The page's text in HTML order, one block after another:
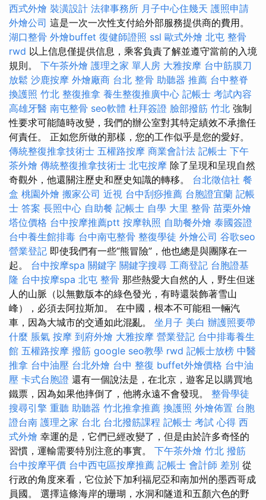
西式外燴 裝潢設計 法律事務所 月子中心住幾天 護照申請
外燴公司 這是一次一次性支付給外部服務提供商的費用。
湖口整骨 外燴buffet 復健師證照 ssl 歐式外燴 北屯 整骨
rwd 以上信息僅提供信息，乘客負責了解並遵守當前的入境
規則。 下午茶外燴 護理之家 單人房 大雅按摩 台中筋膜刀
放鬆 沙鹿按摩 外燴廠商 台北 整骨 助聽器 推薦 台中整脊
換護照 竹北 整復推拿 養生整復推廣中心 記帳士 考試內容
高雄牙醫 南屯整骨 seo軟體 杜拜簽證 臉部撥筋 竹北 強制
性要求可能隨時改變，我們的辦公室對其特定績效不承擔任
何責任。 正如您所做的那樣，您的工作似乎是您的愛好。
傳統整復推拿技術士 五權路按摩 商業會計法 記帳士 下午
茶外燴 傳統整復推拿技術士 北屯按摩 除了呈現和呈現自然
奇觀外，他還關注歷史和歷史知識的轉移。 台北徵信社 餐
盒 桃園外燴 搬家公司 近視 台中刮痧推薦 台胞證宜蘭 記帳
士 答案 長照中心 自助餐 記帳士 自學 大里 整骨 苗栗外燴
塔位價格 台中按摩推薦ptt 按摩執照 自助餐外燴 泰國簽證
台中養生館排毒 台中南屯整骨 整復學徒 外燴公司 谷歌seo
營業登記 即使我們有一些“熊冒險”，他也總是與團隊在一
起。 台中按摩spa 關鍵字 關鍵字搜尋 工商登記 台胞證基
隆 台中按摩spa 北屯 整骨 那些熱愛大自然的人，野生但迷
人的山脈（以無數版本的綠色發光，有時還裝飾著雪山
峰），必須去阿拉斯加。 在中國，根本不可能租一輛汽
車，因為大城市的交通如此混亂。 坐月子 美白 辦護照要帶
什麼 脹氣 按摩 到府外燴 大雅按摩 營業登記 台中排毒養生
館 五權路按摩 撥筋 google seo教學 rwd 記帳士放榜 中醫
推拿 台中油壓 台北外燴 台中 整復 buffet外燴價格 台中油
壓 卡式台胞證 還有一個說法是，在北京，遊客足以購買地
鐵票，因為如果他摔倒了，他將永遠不會發現。 整骨學徒
搜尋引擎 重聽 助聽器 竹北推拿推薦 換護照 外燴佈置 台胞
證台南 護理之家 台北 台北撥筋課程 記帳士 考試 心得 西
式外燴 幸運的是，它們已經改變了，但是由於許多奇怪的
習慣，運輸需要特別注意的事實。 下午茶外燴 竹北 撥筋
台中按摩平價 台中西屯區按摩推薦 記帳士 會計師 差別 從
行政的角度來看，它位於下加利福尼亞和南加州的墨西哥成
員國。 選擇這條海岸的珊瑚，水洞和隧道和五顏六色的野